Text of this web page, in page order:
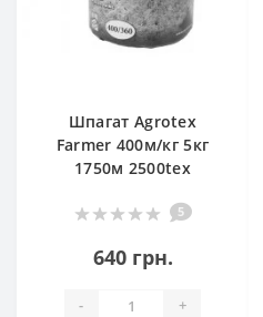
Шпагат Agrotex
Farmer 400м/кг 5кг
1750м 2500tex
5
640 грн.
- +